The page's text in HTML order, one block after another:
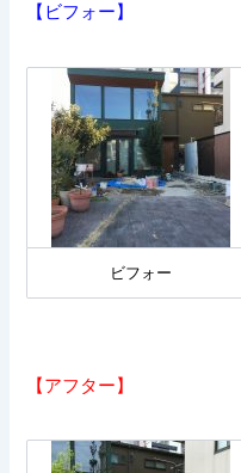
【ビフォー】
ビフォー
【アフター】